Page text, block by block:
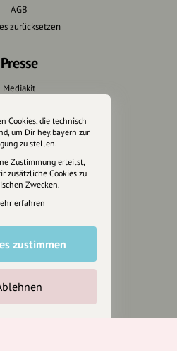
AGB
zurücksetzen
Presse
Mediakit
Euch
& mehr
Marketing
Unterstütze
unsere Plattform
Cookies, die technisch
um Dir hey.bayern zur
zu stellen.
Zustimmung erteilst,
zusätzliche Cookies zu
Zwecken.
erfahren
zustimmen